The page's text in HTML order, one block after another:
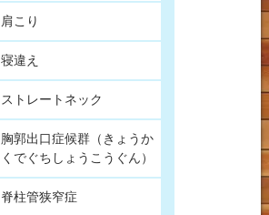
肩こり
寝違え
ストレートネック
胸郭出口症候群（きょうか
くでぐちしょうこうぐん）
脊柱管狭窄症